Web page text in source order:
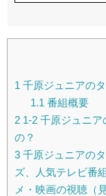
1 千原ジュニアの
1.1 番組概要
2 1-2 千原ジュニ
の？
3 千原ジュニアの
ズ、人気テレビ番
メ・映画の視聴（